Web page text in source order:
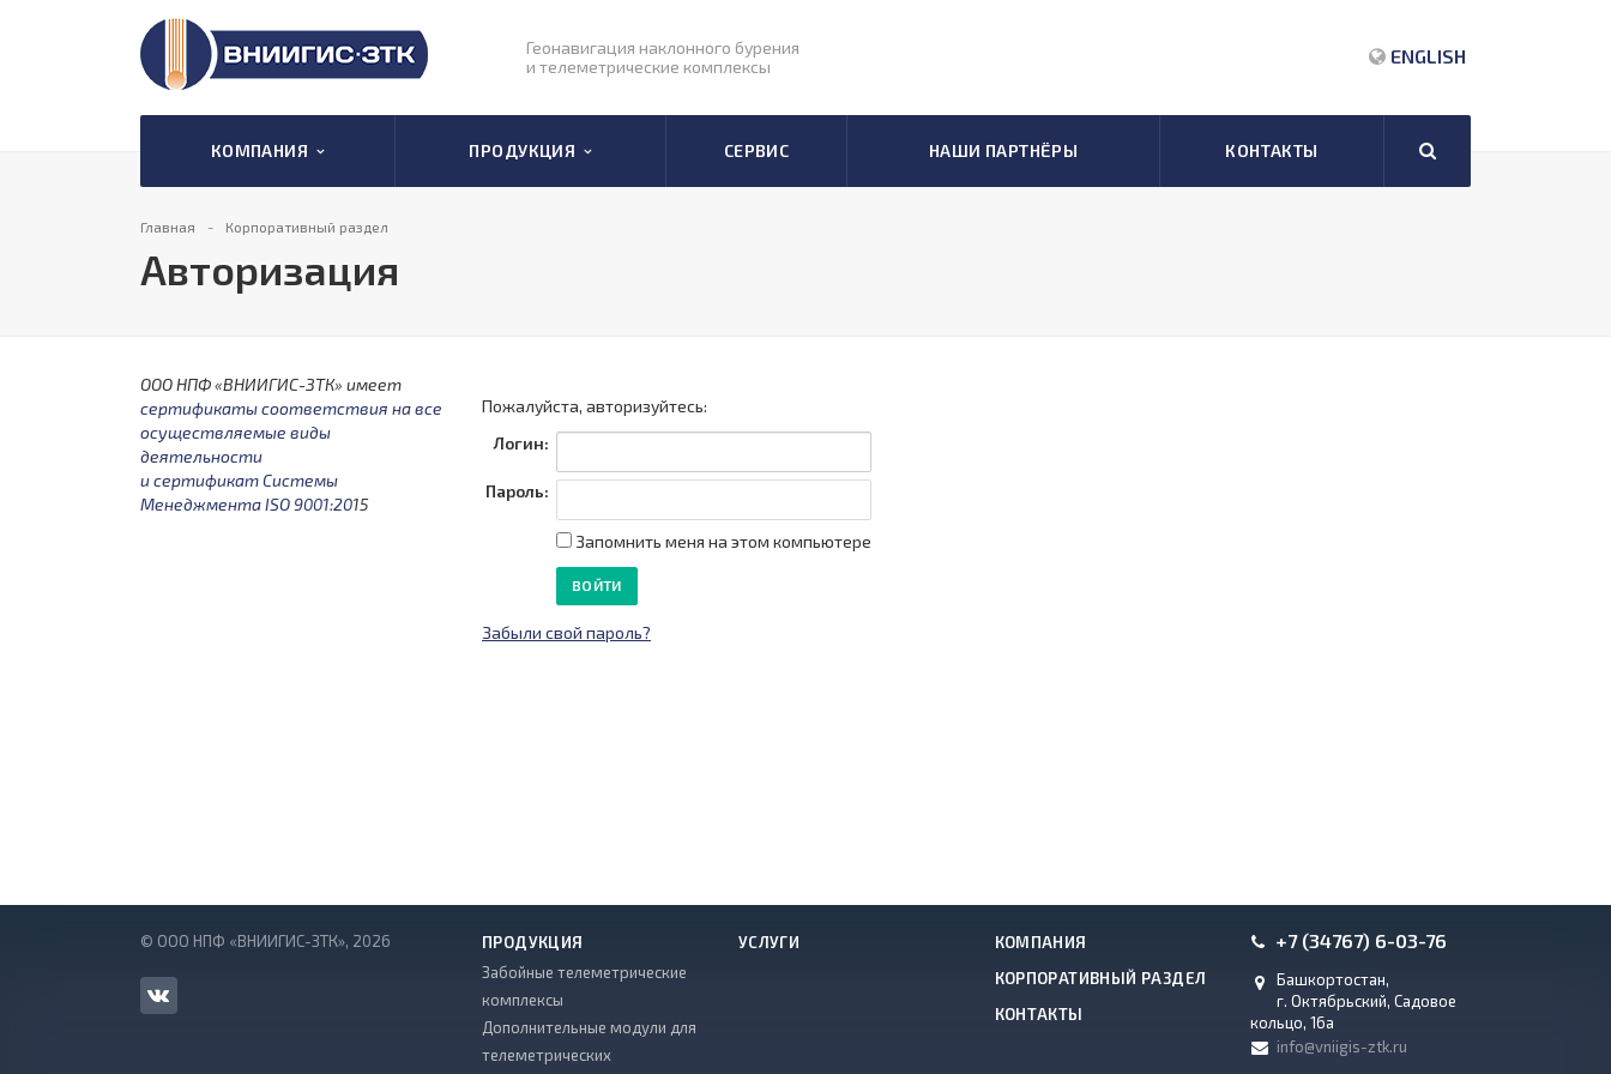
Геонавигация наклонного бурения
и телеметрические комплексы
ENGLISH
КОМПАНИЯ ПРОДУКЦИЯ СЕРВИС НАШИ ПАРТНЁРЫ КОНТАКТЫ
Главная Корпоративный раздел
Авторизация
ООО НПФ «ВНИИГИС-ЗТК» имеет
сертификаты соответствия на все
осуществляемые виды
деятельности
и сертификат Системы
Менеджмента ISO 9001:2015
Пожалуйста, авторизуйтесь:
Логин:
Пароль:
Запомнить меня на этом компьютере
Забыли свой пароль?
© ООО НПФ «ВНИИГИС-ЗТК», 2026
ПРОДУКЦИЯ
Забойные телеметрические
комплексы
Дополнительные модули для
телеметрических
УСЛУГИ
КОМПАНИЯ
КОРПОРАТИВНЫЙ РАЗДЕЛ
КОНТАКТЫ
+7 (34767) 6-03-76
Башкортостан,
г. Октябрьский, Садовое
кольцо, 16а
info@vniigis-ztk.ru